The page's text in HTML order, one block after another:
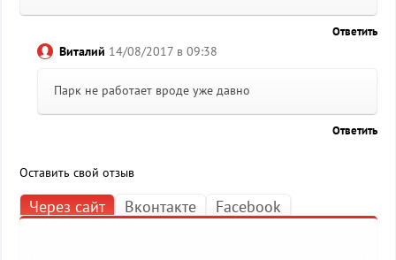
Ответить
Виталий 14/08/2017 в 09:38
Парк не работает вроде уже давно
Ответить
Оставить свой отзыв
Через сайт Вконтакте Facebook